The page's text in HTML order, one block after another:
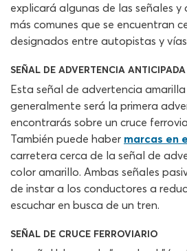
explicará algunas de las señales y
más comunes que se encuentran
designados entre autopistas y
SEÑAL DE ADVERTENCIA ANTICIPADA
Esta señal de advertencia
generalmente será la primera
encontrarás sobre un cruce
También puede haber marcas en
carretera cerca de la señal de
color amarillo. Ambas señales
de instar a los conductores a
escuchar en busca de un tren.
SEÑAL DE CRUCE FERROVIARIO